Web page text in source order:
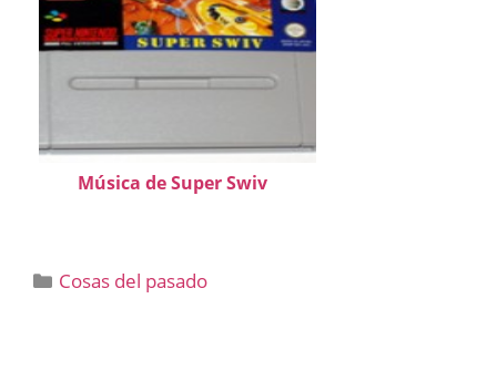
Música de Super Swiv
Categorías
Cosas del pasado